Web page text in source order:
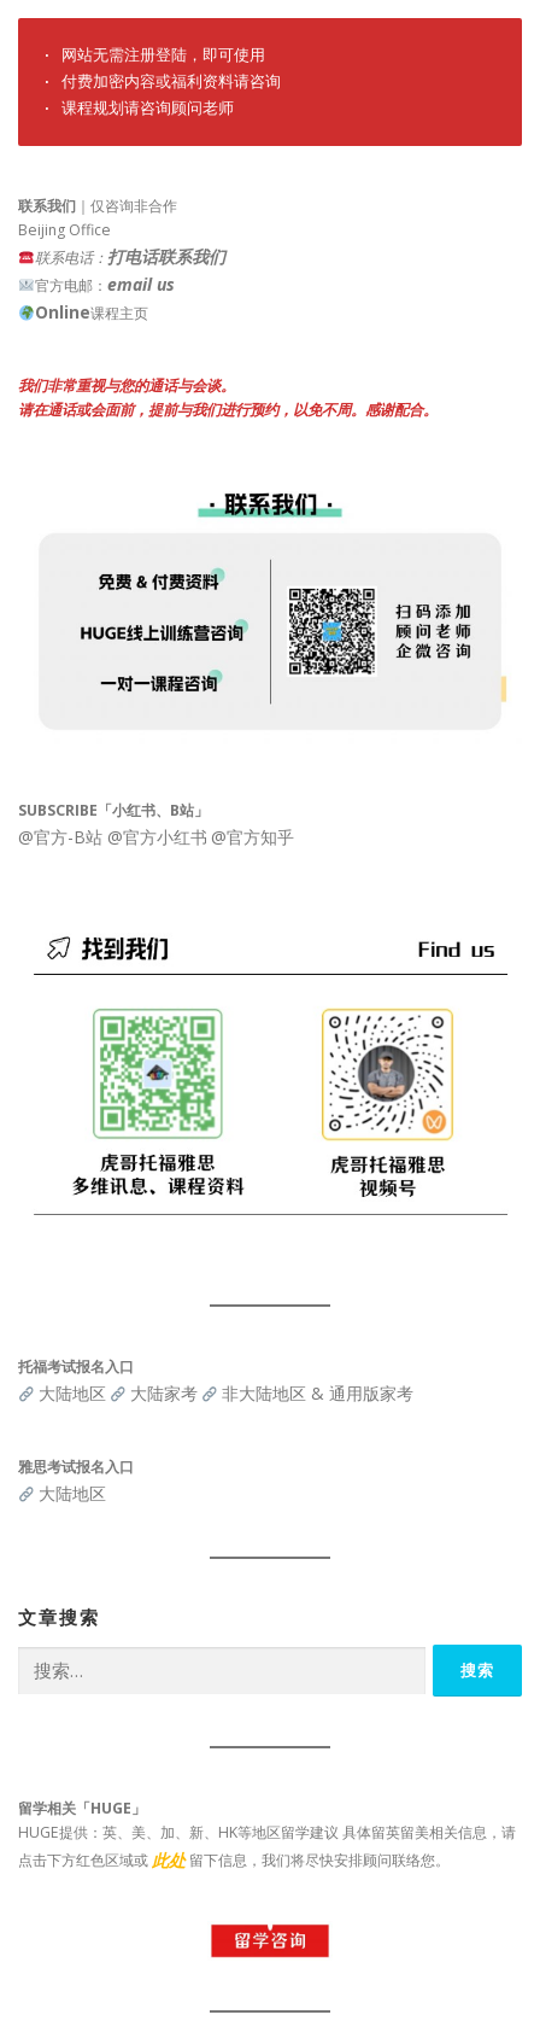
· 网站无需注册登陆，即可使用
· 付费加密内容或福利资料请咨询
· 课程规划请咨询顾问老师
联系我们 ｜仅咨询非合作
Beijing Office
联系电话： 打电话联系我们
官方电邮： email us
Online课程主页
我们非常重视与您的通话与会谈。
请在通话或会面前，提前与我们进行预约，以免不周。感谢配合。
SUBSCRIBE「小红书、B站」
@官方-B站 @官方小红书 @官方知乎
托福考试报名入口
大陆地区 大陆家考 非大陆地区 & 通用版家考
雅思考试报名入口
大陆地区
文章搜索
索：
留学相关「HUGE」
HUGE提供：英、美、加、新、HK等地区留学建议 具体留英留美相关信息，请
点击下方红色区域或 此处 留下信息，我们将尽快安排顾问联络您。